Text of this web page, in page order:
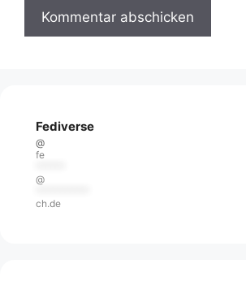
Fediverse
@
fe
@
ch.de